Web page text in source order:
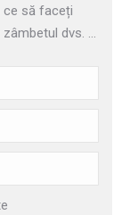
ce să faceți
dvs. ...